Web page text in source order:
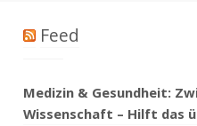
Feed
Medizin & Gesundheit:
Wissenschaft – Hilft das